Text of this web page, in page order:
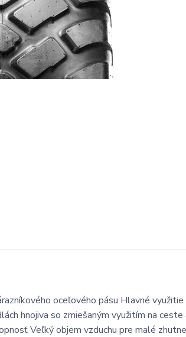
oceľového pásu Hlavné
hnojiva so zmiešaným využitím na
Veľký objem vzduchu pre malé